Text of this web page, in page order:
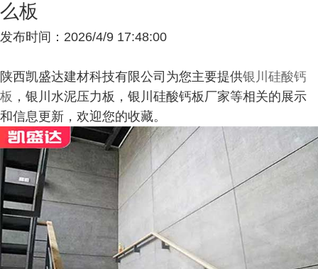
么板
发布时间：2026/4/9 17:48:00
陕西凯盛达建材科技有限公司为您主要提供银川硅酸钙
板 ，银川水泥压力板，银川硅酸钙板厂家等相关的展示
和信息更新，欢迎您的收藏。